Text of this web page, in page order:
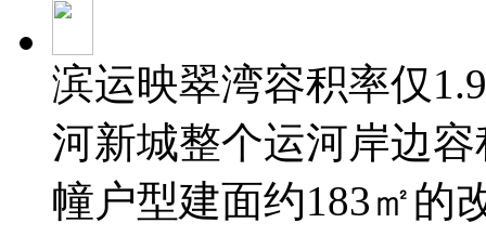
滨运映翠湾容积率仅
河新城整个运河岸边
幢户型建面约183㎡的